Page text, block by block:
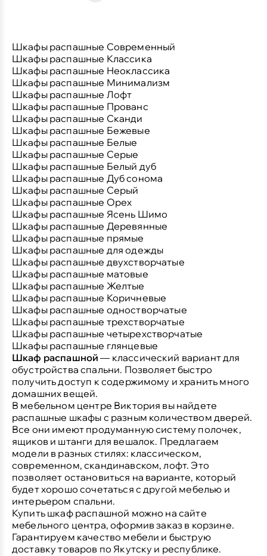
Шкафы распашные Современный
Шкафы распашные Классика
Шкафы распашные Неоклассика
Шкафы распашные Минимализм
Шкафы распашные Лофт
Шкафы распашные Прованс
Шкафы распашные Сканди
Шкафы распашные Бежевые
Шкафы распашные Белые
Шкафы распашные Серые
Шкафы распашные Белый дуб
Шкафы распашные Дуб сонома
Шкафы распашные Серый
Шкафы распашные Орех
Шкафы распашные Ясень Шимо
Шкафы распашные Деревянные
Шкафы распашные прямые
Шкафы распашные для одежды
Шкафы распашные двухстворчатые
Шкафы распашные матовые
Шкафы распашные Желтые
Шкафы распашные Коричневые
Шкафы распашные одностворчатые
Шкафы распашные трехстворчатые
Шкафы распашные четырехстворчатые
Шкафы распашные глянцевые
Шкаф распашной — классический вариант для
обустройства спальни. Позволяет быстро
получить доступ к содержимому и хранить много
домашних вещей.
В мебельном центре Виктория вы найдете
распашные шкафы с разным количеством дверей.
Все они имеют продуманную систему полочек,
ящиков и штанги для вешалок. Предлагаем
модели в разных стилях: классическом,
современном, скандинавском, лофт. Это
позволяет остановиться на варианте, который
будет хорошо сочетаться с другой мебелью и
интерьером спальни.
Купить шкаф распашной можно на сайте
мебельного центра, оформив заказ в корзине.
Гарантируем качество мебели и быструю
доставку товаров по Якутску и республике.